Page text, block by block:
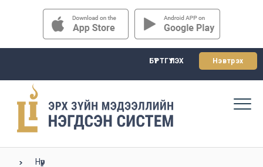
БҮРТГҮҮЛЭХ Нэвтрэх
Нүүр